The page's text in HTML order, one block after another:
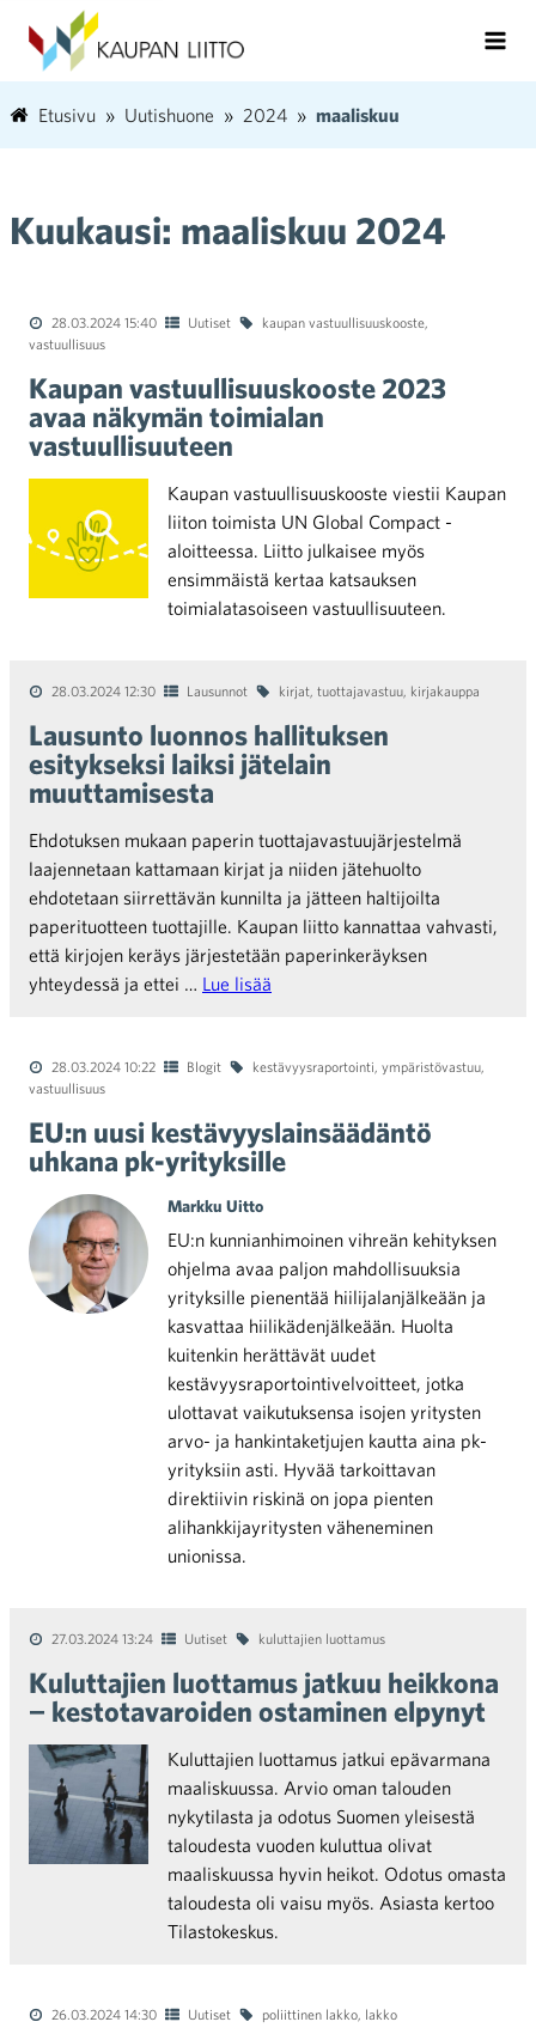
Etusivu Uutishuone 2024 maaliskuu
Kuukausi: maaliskuu 2024
28.03.2024 15:40 Uutiset kaupan vastuullisuuskooste,
vastuullisuus
Kaupan vastuullisuuskooste 2023
avaa näkymän toimialan
vastuullisuuteen
Kaupan vastuullisuuskooste viestii Kaupan
liiton toimista UN Global Compact -
aloitteessa. Liitto julkaisee myös
ensimmäistä kertaa katsauksen
toimialatasoiseen vastuullisuuteen.
28.03.2024 12:30 Lausunnot kirjat, tuottajavastuu, kirjakauppa
Lausunto luonnos hallituksen
esitykseksi laiksi jätelain
muuttamisesta
Ehdotuksen mukaan paperin tuottajavastuujärjestelmä
laajennetaan kattamaan kirjat ja niiden jätehuolto
ehdotetaan siirrettävän kunnilta ja jätteen haltijoilta
paperituotteen tuottajille. Kaupan liitto kannattaa vahvasti,
että kirjojen keräys järjestetään paperinkeräyksen
yhteydessä ja ettei … Lue lisää
28.03.2024 10:22 Blogit kestävyysraportointi, ympäristövastuu,
vastuullisuus
EU:n uusi kestävyyslainsäädäntö
uhkana pk-yrityksille
Markku Uitto
EU:n kunnianhimoinen vihreän kehityksen
ohjelma avaa paljon mahdollisuuksia
yrityksille pienentää hiilijalanjälkeään ja
kasvattaa hiilikädenjälkeään. Huolta
kuitenkin herättävät uudet
kestävyysraportointivelvoitteet, jotka
ulottavat vaikutuksensa isojen yritysten
arvo- ja hankintaketjujen kautta aina pk-
yrityksiin asti. Hyvää tarkoittavan
direktiivin riskinä on jopa pienten
alihankkijayritysten väheneminen
unionissa.
27.03.2024 13:24 Uutiset kuluttajien luottamus
Kuluttajien luottamus jatkuu heikkona
− kestotavaroiden ostaminen elpynyt
Kuluttajien luottamus jatkui epävarmana
maaliskuussa. Arvio oman talouden
nykytilasta ja odotus Suomen yleisestä
taloudesta vuoden kuluttua olivat
maaliskuussa hyvin heikot. Odotus omasta
taloudesta oli vaisu myös. Asiasta kertoo
Tilastokeskus.
26.03.2024 14:30 Uutiset poliittinen lakko, lakko